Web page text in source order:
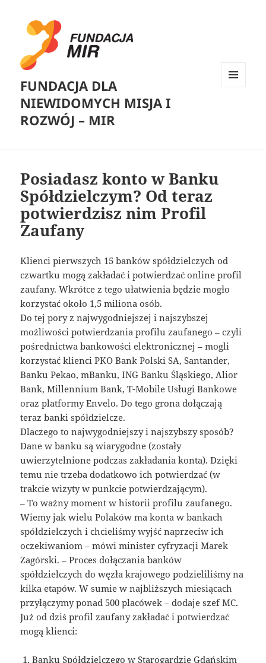
FUNDACJA DLA
NIEWIDOMYCH MISJA I
ROZWÓJ – MIR
Posiadasz konto w Banku
Spółdzielczym? Od teraz
potwierdzisz nim Profil
Zaufany
Klienci pierwszych 15 banków spółdzielczych od
czwartku mogą zakładać i potwierdzać online profil
zaufany. Wkrótce z tego ułatwienia będzie mogło
korzystać około 1,5 miliona osób.
Do tej pory z najwygodniejszej i najszybszej
możliwości potwierdzania profilu zaufanego – czyli
pośrednictwa bankowości elektronicznej – mogli
korzystać klienci PKO Bank Polski SA, Santander,
Banku Pekao, mBanku, ING Banku Śląskiego, Alior
Bank, Millennium Bank, T-Mobile Usługi Bankowe
oraz platformy Envelo. Do tego grona dołączają
teraz banki spółdzielcze.
Dlaczego to najwygodniejszy i najszybszy sposób?
Dane w banku są wiarygodne (zostały
uwierzytelnione podczas zakładania konta). Dzięki
temu nie trzeba dodatkowo ich potwierdzać (w
trakcie wizyty w punkcie potwierdzającym).
– To ważny moment w historii profilu zaufanego.
Wiemy jak wielu Polaków ma konta w bankach
spółdzielczych i chcieliśmy wyjść naprzeciw ich
oczekiwaniom – mówi minister cyfryzacji Marek
Zagórski. – Proces dołączania banków
spółdzielczych do węzła krajowego podzieliliśmy na
kilka etapów. W sumie w najbliższych miesiącach
przyłączymy ponad 500 placówek – dodaje szef MC.
Już od dziś profil zaufany zakładać i potwierdzać
mogą klienci:
Banku Spółdzielczego w Starogardzie Gdańskim